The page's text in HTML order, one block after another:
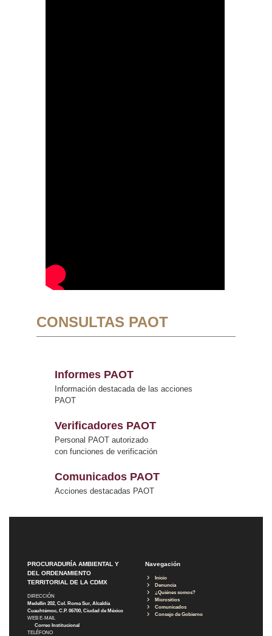
CONSULTAS PAOT
Informes PAOT
Información destacada de las acciones
PAOT
Verificadores PAOT
Personal PAOT autorizado
con funciones de verificación
Comunicados PAOT
Acciones destacadas PAOT
PROCURADURÍA AMBIENTAL Y
DEL ORDENAMIENTO
TERRITORIAL DE LA CDMX
DIRECCIÓN
Medellín 202, Col. Roma Sur, Alcaldía
Cuauhtémoc, C.P. 06700, Ciudad de México
WEB E-MAIL
Correo Institucional
TELÉFONO
Navegación
Inicio
Denuncia
¿Quiénes somos?
Micrositios
Comunicados
Consejo de Gobierno